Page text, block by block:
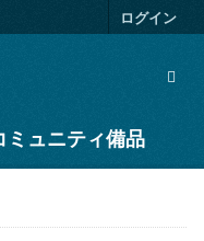
ログイン
ミュニティ備品